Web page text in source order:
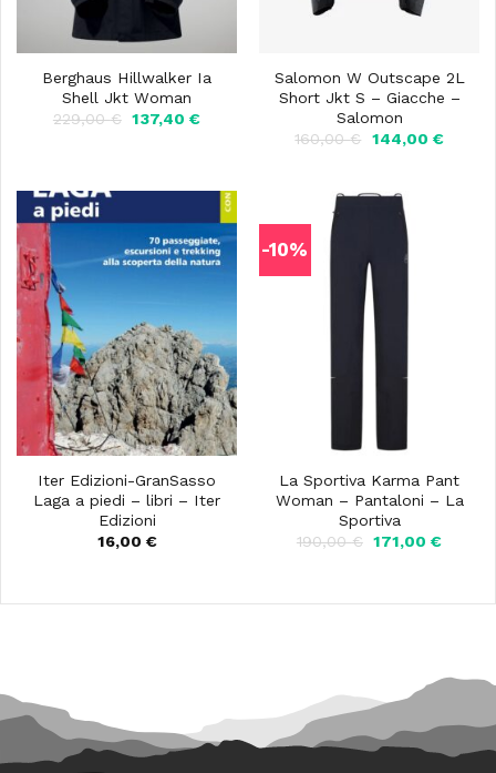
Berghaus Hillwalker Ia
Shell Jkt Woman
229,00€ Il
137,40€Il
Salomon W Outscape 2L
Short Jkt S – Giacche –
Salomon
160,00€
Il
160,00 €.
144,00 €Il
Iter Edizioni-GranSasso
Laga a piedi – libri – Iter
Edizioni
16,00 €
-10%
La Sportiva Karma Pant
Woman – Pantaloni – La
Sportiva
190,00€ Il
190,00 €.
171,00€Il
171,00